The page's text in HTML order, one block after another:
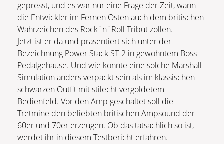
gepresst, und es war nur eine Frage der Zeit, wann
die Entwickler im Fernen Osten auch dem britischen
Wahrzeichen des Rock´n´Roll Tribut zollen.
Jetzt ist er da und präsentiert sich unter der
Bezeichnung Power Stack ST-2 in gewohntem Boss-
Pedalgehäuse. Und wie könnte eine solche Marshall-
Simulation anders verpackt sein als im klassischen
schwarzen Outfit mit stilecht vergoldetem
Bedienfeld. Vor den Amp geschaltet soll die
Tretmine den beliebten britischen Ampsound der
60er und 70er erzeugen. Ob das tatsächlich so ist,
werdet ihr in diesem Testbericht erfahren.